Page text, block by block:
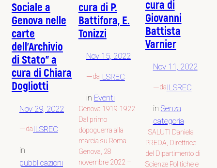
Sociale a
Genova nelle
carte
dell’Archivio
di Stato” a
cura di Chiara
Dogliotti
Nov 29, 2022
—daILSREC
in
pubblicazioni
cura di P.
Battifora, E.
Tonizzi
Nov 15, 2022
—daILSREC
in Eventi
Genova 1919-1922
Dal primo
dopoguerra alla
marcia su Roma
Genova, 28
novembre 2022 –
cura di
Giovanni
Battista
Varnier
Nov 11, 2022
—daILSREC
in Senza
categoria
SALUTI Daniela
PREDA, Direttrice
del Dipartimento di
Scienze Politiche e